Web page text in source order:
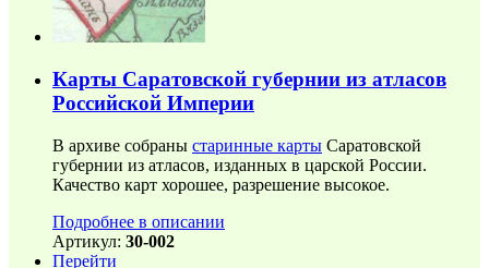
Карты Саратовской губернии из атласов
Российской Империи
В архиве собраны старинные карты Саратовской
губернии из атласов, изданных в царской России.
Качество карт хорошее, разрешение высокое.
Подробнее в описании
Артикул: 30-002
Перейти